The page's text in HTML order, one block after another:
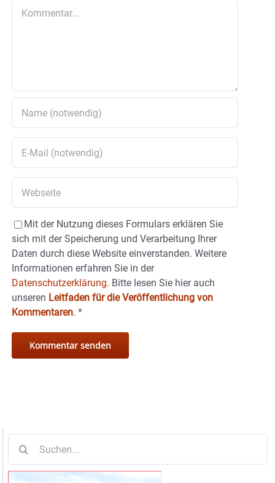
Mit der Nutzung dieses Formulars erklären Sie
sich mit der Speicherung und Verarbeitung Ihrer
Daten durch diese Website einverstanden. Weitere
Informationen erfahren Sie in der
Datenschutzerklärung. Bitte lesen Sie hier auch
unseren Leitfaden für die Veröffentlichung von
Kommentaren. *
nach: